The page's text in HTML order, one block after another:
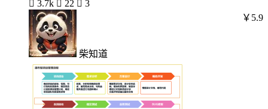
 3.7k  22  3
柴知道
￥5.9